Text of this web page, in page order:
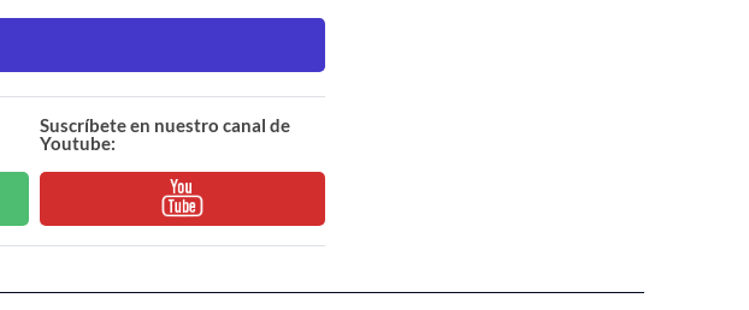
Suscríbete en nuestro canal de
Youtube: